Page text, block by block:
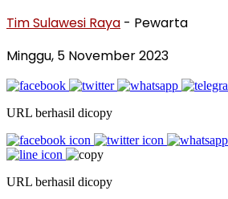
Tim Sulawesi Raya - Pewarta
Minggu, 5 November 2023
URL berhasil dicopy
URL berhasil dicopy